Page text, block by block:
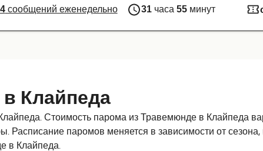
4сообщений еженедельно 31часа 55минут
Клайпеда
Стоимость парома из Травемюнде в Клайпеда
Расписание паромов меняется в зависимости от
в Клайпеда.